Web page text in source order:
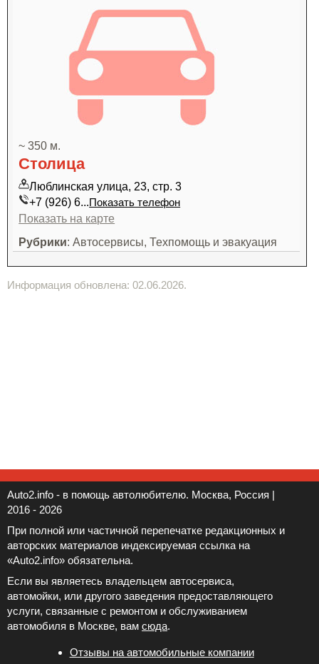
~ 350 м.
Столица
Люблинская улица, 23, стр. 3
+7 (926) 6...Показать телефон
Показать на карте
Рубрики: Автосервисы, Техпомощь и эвакуация
Информация обновлена: 02.06.2026.
Auto2.info - в помощь автолюбителю. Москва, Россия |
2016 - 2026
При полной или частичной перепечатке редакционных и
авторских материалов индексируемая ссылка на
«Auto2.info» обязательна.
Если вы являетесь владельцем автосервиса,
автомойки, или другого заведения предоставляющего
услуги, связанные с ремонтом и обслуживанием
автомобиля в Москве, вам сюда.
Отзывы на автомобильные компании